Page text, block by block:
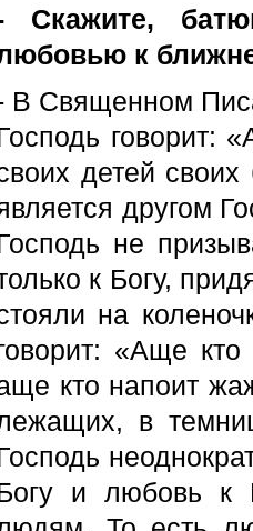
Скажите,
к
В Священном
говорит:
детей
другом
не
к Богу,
на
«Аще
кто напоит
в
и любовь к